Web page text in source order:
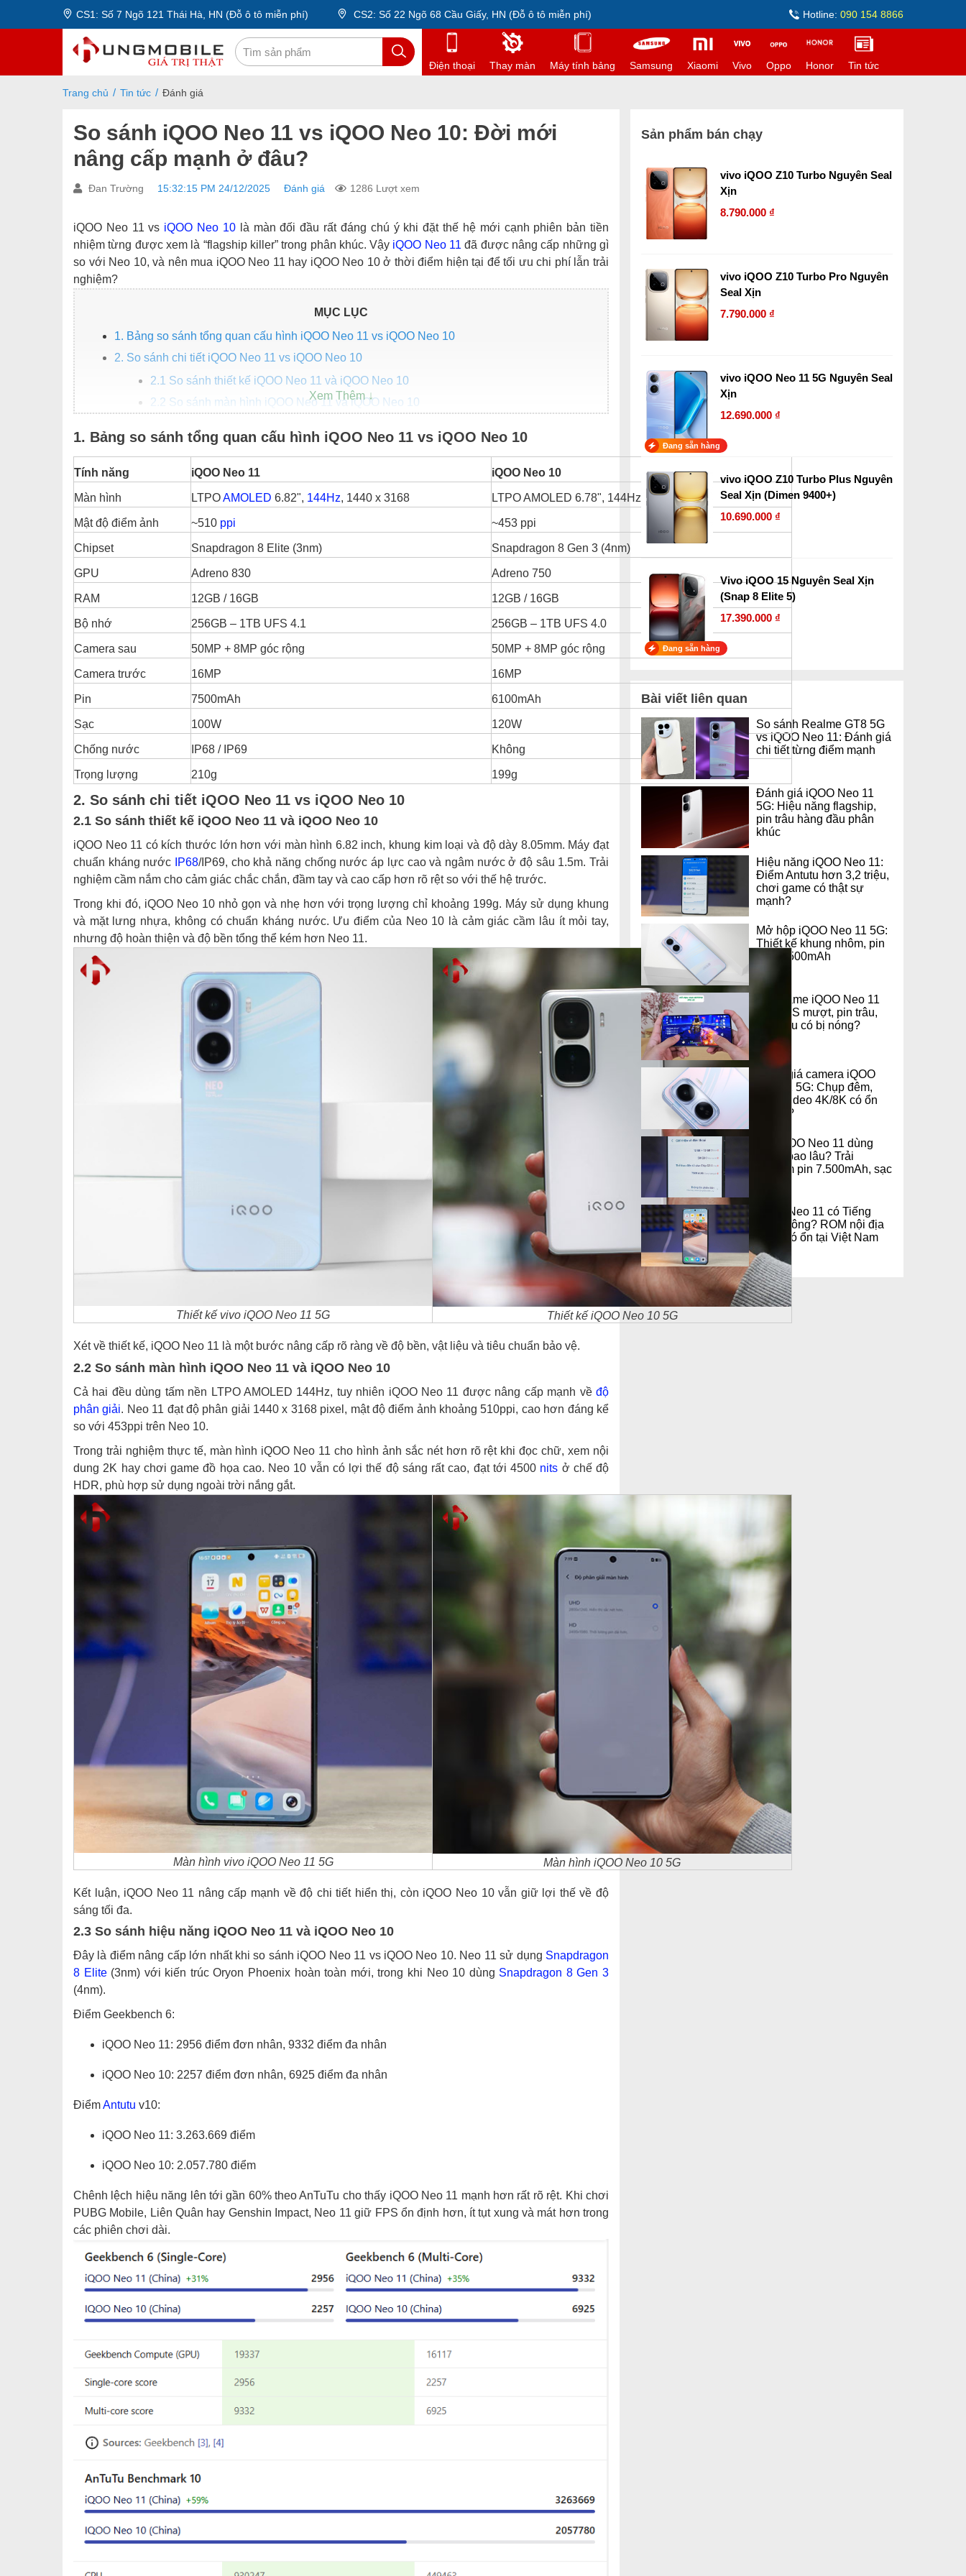
CS1: Số 7 Ngõ 121 Thái Hà, HN (Đỗ ô tô miễn phí) CS2: Số 22 Ngõ 68 Cầu Giấy, HN (Đỗ ô tô miễn phí) Hotline: 090 154 8866
Điện thoại Thay màn Máy tính bảng Samsung Xiaomi Vivo Oppo Honor Tin tức
Trang chủ Tin tức Đánh giá
So sánh iQOO Neo 11 vs iQOO Neo 10: Đời mới
nâng cấp mạnh ở đâu?
Đan Trường 15:32:15 PM 24/12/2025 Đánh giá 1286 Lượt xem
iQOO Neo 11 vs iQOO Neo 10là màn đối đầu rất đáng chú ý khi đặt thế hệ mới cạnh phiên bản tiền
nhiệm từng được xem là “flagship killer” trong phân khúc. Vậy iQOO Neo 11 đã được nâng cấp những gì
so với Neo 10, và nên mua iQOO Neo 11 hay iQOO Neo 10 ở thời điểm hiện tại để tối ưu chi phí lẫn trải
nghiệm?
MỤC LỤC
1. Bảng so sánh tổng quan cấu hình iQOO Neo 11 vs iQOO Neo 10
2. So sánh chi tiết iQOO Neo 11 vs iQOO Neo 10
2.1 So sánh thiết kế iQOO Neo 11 và iQOO Neo 10
2.2 So sánh màn hình iQOO Neo 11 và iQOO Neo 10
2.4 So sánh camera iQOO Neo 11 và iQOO Neo 10
2.5 So sánh pin và sạc iQOO Neo 11 vs iQOO Neo 10
4. Tổng kết: iQOO Neo 11 vs iQOO Neo 10 – Đời mới có đáng nâng cấp?
1. Bảng so sánh tổng quan cấu hình iQOO Neo 11 vs iQOO Neo 10
Tính năng iQOO Neo 11 iQOO Neo 10
Màn hình LTPOAMOLED 6.82", 144Hz, 1440 x 3168 LTPO AMOLED 6.78", 144Hz, 1260 x 2800
Mật độ điểm ảnh ~510 ppi ~453 ppi
Chipset Snapdragon 8 Elite (3nm) Snapdragon 8 Gen 3 (4nm)
GPU Adreno 830 Adreno 750
RAM 12GB / 16GB 12GB / 16GB
Bộ nhớ 256GB – 1TB UFS 4.1 256GB – 1TB UFS 4.0
Camera sau 50MP + 8MP góc rộng 50MP + 8MP góc rộng
Camera trước 16MP 16MP
Pin 7500mAh 6100mAh
Sạc 100W 120W
Chống nước IP68 / IP69 Không
Trọng lượng 210g 199g
2. So sánh chi tiết iQOO Neo 11 vs iQOO Neo 10
2.1 So sánh thiết kế iQOO Neo 11 và iQOO Neo 10
iQOO Neo 11 có kích thước lớn hơn với màn hình 6.82 inch, khung kim loại và độ dày 8.05mm. Máy đạt
chuẩn kháng nước
IP68/IP69, cho khả năng chống nước áp lực cao và ngâm nước ở độ sâu 1.5m. Trải
nghiệm cầm nắm cho cảm giác chắc chắn, đầm tay và cao cấp hơn rõ rệt so với thế hệ trước.
Trong khi đó, iQOO Neo 10 nhỏ gọn và nhẹ hơn với trọng lượng chỉ khoảng 199g. Máy sử dụng khung
và mặt lưng nhựa, không có chuẩn kháng nước. Ưu điểm của Neo 10 là cảm giác cầm lâu ít mỏi tay,
nhưng độ hoàn thiện và độ bền tổng thể kém hơn Neo 11.
Thiết kế vivo iQOO Neo 11 5G Thiết kế iQOO Neo 10 5G
Xét về thiết kế, iQOO Neo 11 là một bước nâng cấp rõ ràng về độ bền, vật liệu và tiêu chuẩn bảo vệ.
2.2 So sánh màn hình iQOO Neo 11 và iQOO Neo 10
Cả hai đều dùng tấm nền LTPO AMOLED 144Hz, tuy nhiên iQOO Neo 11 được nâng cấp mạnh về độ
phân giải. Neo 11 đạt độ phân giải 1440 x 3168 pixel, mật độ điểm ảnh khoảng 510ppi, cao hơn đáng kể
so với 453ppi trên Neo 10.
Trong trải nghiệm thực tế, màn hình iQOO Neo 11 cho hình ảnh sắc nét hơn rõ rệt khi đọc chữ, xem nội
dung 2K hay chơi game đồ họa cao. Neo 10 vẫn có lợi thế độ sáng rất cao, đạt tới 4500 nits ở chế độ
HDR, phù hợp sử dụng ngoài trời nắng gắt.
Màn hình vivo iQOO Neo 11 5G Màn hình iQOO Neo 10 5G
Kết luận, iQOO Neo 11 nâng cấp mạnh về độ chi tiết hiển thị, còn iQOO Neo 10 vẫn giữ lợi thế về độ
sáng tối đa.
2.3 So sánh hiệu năng iQOO Neo 11 và iQOO Neo 10
Đây là điểm nâng cấp lớn nhất khi so sánh iQOO Neo 11 vs iQOO Neo 10. Neo 11 sử dụng Snapdragon
8 Elite(3nm) với kiến trúc Oryon Phoenix hoàn toàn mới, trong khi Neo 10 dùng Snapdragon 8 Gen 3
(4nm).
Điểm Geekbench 6:
iQOO Neo 11: 2956 điểm đơn nhân, 9332 điểm đa nhân
iQOO Neo 10: 2257 điểm đơn nhân, 6925 điểm đa nhân
ĐiểmAntutu v10:
iQOO Neo 11: 3.263.669 điểm
iQOO Neo 10: 2.057.780 điểm
Chênh lệch hiệu năng lên tới gần 60% theo AnTuTu cho thấy iQOO Neo 11 mạnh hơn rất rõ rệt. Khi chơi
PUBG Mobile, Liên Quân hay Genshin Impact, Neo 11 giữ FPS ổn định hơn, ít tụt xung và mát hơn trong
các phiên chơi dài.
Sản phẩm bán chạy
vivo iQOO Z10 Turbo Nguyên Seal
Xịn
8.790.000 ₫
vivo iQOO Z10 Turbo Pro Nguyên
Seal Xịn
7.790.000 ₫
vivo iQOO Neo 11 5G Nguyên Seal
Xịn
12.690.000 ₫
Đang sẵn hàng
vivo iQOO Z10 Turbo Plus Nguyên
Seal Xịn (Dimen 9400+)
10.690.000 ₫
Vivo iQOO 15 Nguyên Seal Xịn
(Snap 8 Elite 5)
17.390.000 ₫
Đang sẵn hàng
Bài viết liên quan
So sánh Realme GT8 5G
vs iQOO Neo 11: Đánh giá
chi tiết từng điểm mạnh
Đánh giá iQOO Neo 11
5G: Hiệu năng flagship,
pin trâu hàng đầu phân
khúc
Hiệu năng iQOO Neo 11:
Điểm Antutu hơn 3,2 triệu,
chơi game có thật sự
mạnh?
Mở hộp iQOO Neo 11 5G:
Thiết kế khung nhôm, pin
trâu 7.500mAh
Test game iQOO Neo 11
5G: FPS mượt, pin trâu,
chơi lâu có bị nóng?
Đánh giá camera iQOO
Neo 11 5G: Chụp đêm,
quay video 4K/8K có ổn
không?
Pin iQOO Neo 11 dùng
được bao lâu? Trải
nghiệm pin 7.500mAh, sạc
iQOO Neo 11 có Tiếng
Việt không? ROM nội địa
dùng có ổn tại Việt Nam